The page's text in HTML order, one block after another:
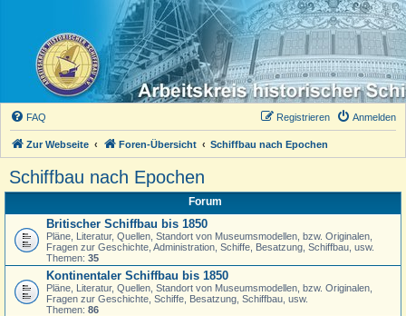
FAQ Anmelden
Registrieren
Zur Webseite Foren-Übersicht Schiffbau nach Epochen
Schiffbau nach Epochen
Forum
Britischer Schiffbau bis 1850
Pläne, Literatur, Quellen, Standort von Museumsmodellen, bzw. Originalen,
Fragen zur Geschichte, Administration, Schiffe, Besatzung, Schiffbau, usw.
Themen: 35
Kontinentaler Schiffbau bis 1850
Pläne, Literatur, Quellen, Standort von Museumsmodellen, bzw. Originalen,
Fragen zur Geschichte, Schiffe, Besatzung, Schiffbau, usw.
Themen: 86